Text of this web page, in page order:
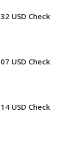
USD Check
USD Check
USD Check